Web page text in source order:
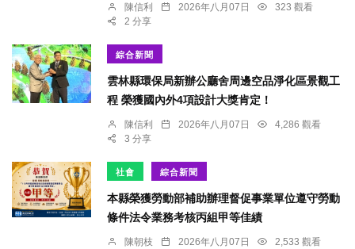
陳信利 2026年八月07日
323 觀看
2 分享
綜合新聞
雲林縣環保局新辦公廳舍周邊空品淨化區景觀工
程 榮獲國內外4項設計大獎肯定！
陳信利 2026年八月07日
4,286 觀看
3 分享
社會 綜合新聞
本縣榮獲勞動部補助辦理督促事業單位遵守勞動
條件法令業務考核丙組甲等佳績
陳朝枝 2026年八月07日
2,533 觀看